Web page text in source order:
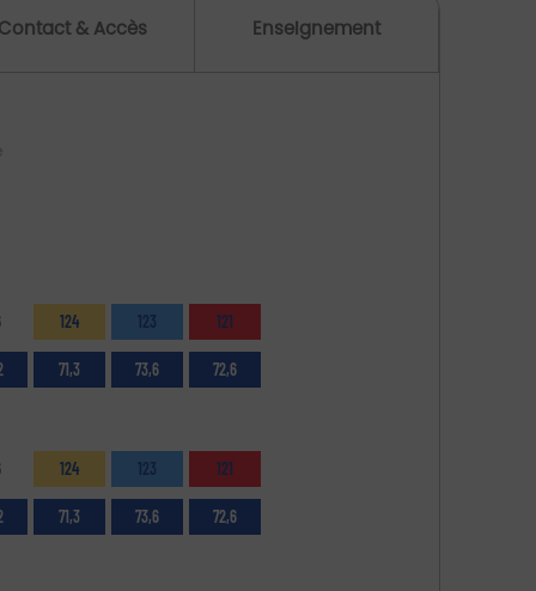
Contact & Accès Enseignement
124 123 121
71,3 73,6 72,6
124 123 121
71,3 73,6 72,6